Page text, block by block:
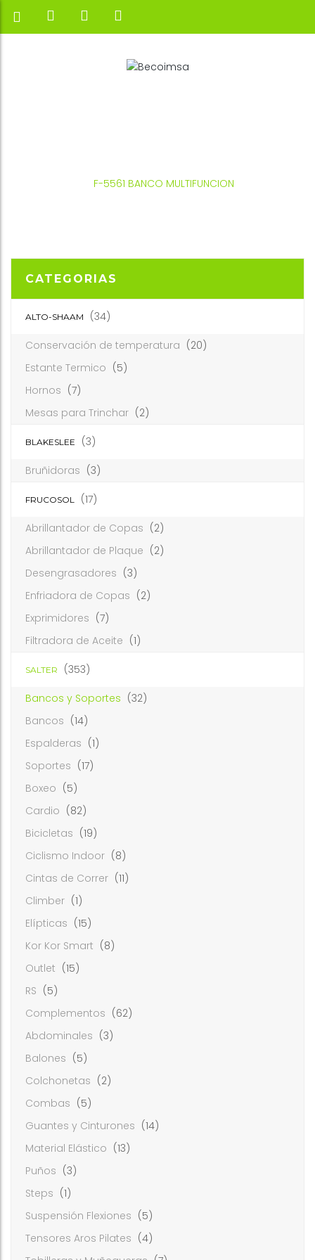
F-5561 BANCO MULTIFUNCION
CATEGORIAS
ALTO-SHAAM (34)
Conservación de temperatura (20)
Estante Termico (5)
Hornos (7)
Mesas para Trinchar (2)
BLAKESLEE (3)
Bruñidoras (3)
FRUCOSOL (17)
Abrillantador de Copas (2)
Abrillantador de Plaque (2)
Desengrasadores (3)
Enfriadora de Copas (2)
Exprimidores (7)
Filtradora de Aceite (1)
SALTER (353)
Bancos y Soportes (32)
Bancos (14)
Espalderas (1)
Soportes (17)
Boxeo (5)
Cardio (82)
Bicicletas (19)
Ciclismo Indoor (8)
Cintas de Correr (11)
Climber (1)
Elípticas (15)
Kor Kor Smart (8)
Outlet (15)
RS (5)
Complementos (62)
Abdominales (3)
Balones (5)
Colchonetas (2)
Combas (5)
Guantes y Cinturones (14)
Material Elástico (13)
Puños (3)
Steps (1)
Suspensión Flexiones (5)
Tensores Aros Pilates (4)